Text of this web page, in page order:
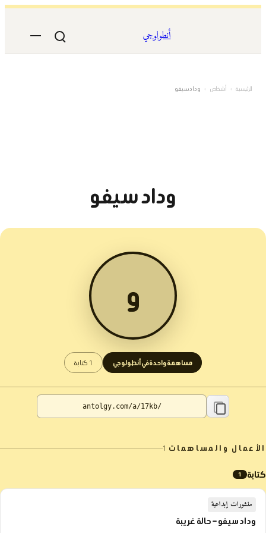
المحتوى
أنطولوجي
الرئيسية › أشخاص › وداد سيفو
وداد سيفو
و
مساهمة واحدة في أنطولوجي 1 كتابة
الأعمال والمساهمات 1
كتابة 1
منشورات إبداعية
وداد سيفو – حالة غريبة